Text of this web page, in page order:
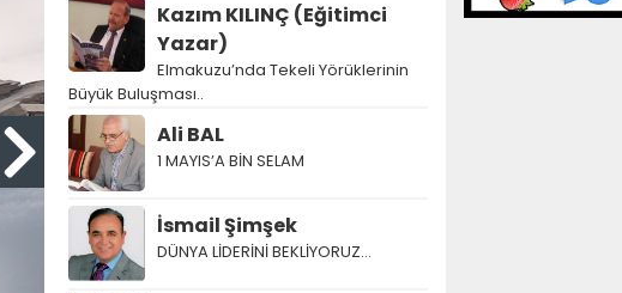
Kazım KILINÇ (Eğitimci
Yazar)
Elmakuzu’nda Tekeli Yörüklerinin
Büyük Buluşması..
Ali BAL
1 MAYIS’A BİN SELAM
İsmail Şimşek
DÜNYA LİDERİNİ BEKLİYORUZ…